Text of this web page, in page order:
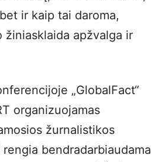
ir kaip tai daroma,
žiniasklaida apžvalga ir
„GlobalFact“
organizuojamas
žurnalistikos
bendradarbiaudama